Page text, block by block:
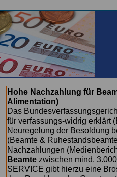
Hohe Nachzahlung für
Alimentation)
Das
für verfassungs-widrig erklärt
Neuregelung der Besoldung
(Beamte &
Nachzahlungen
Beamte zwischen mind.
SERVICE gibt hierzu eine